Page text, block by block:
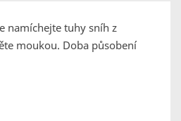
namíchejte tuhy sníh z
moukou. Doba působení